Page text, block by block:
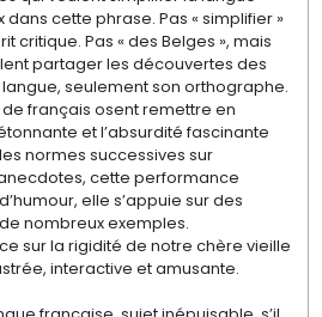
dans cette phrase. Pas « simplifier »
critique. Pas « des Belges », mais
partager les découvertes des
seulement son orthographe.
français osent remettre en
et l’absurdité fascinante
normes successives sur
cette performance
elle s’appuie sur des
nombreux exemples.
sur la rigidité de notre chère vieille
interactive et amusante.